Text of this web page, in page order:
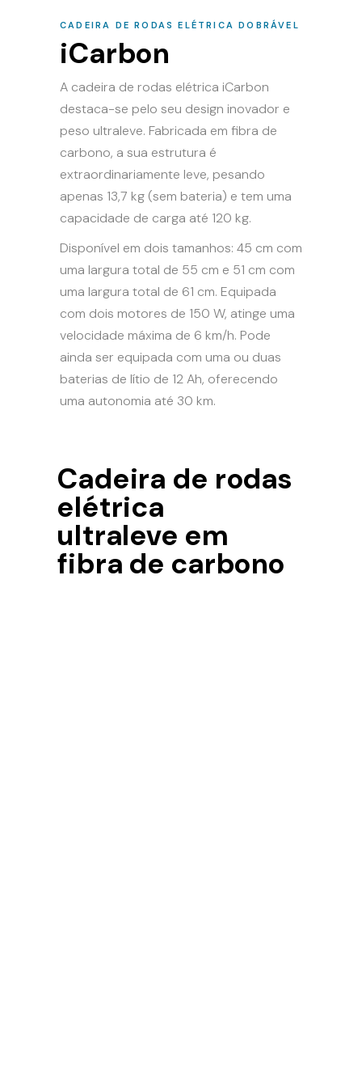
CADEIRA DE RODAS ELÉTRICA DOBRÁVEL
iCarbon
A cadeira de rodas elétrica iCarbon
destaca-se pelo seu design inovador e
peso ultraleve. Fabricada em fibra de
carbono, a sua estrutura é
extraordinariamente leve, pesando
apenas 13,7 kg (sem bateria) e tem uma
capacidade de carga até 120 kg.
Disponível em dois tamanhos: 45 cm com
uma largura total de 55 cm e 51 cm com
uma largura total de 61 cm. Equipada
com dois motores de 150 W, atinge uma
velocidade máxima de 6 km/h. Pode
ainda ser equipada com uma ou duas
baterias de lítio de 12 Ah, oferecendo
uma autonomia até 30 km.
Cadeira de rodas
elétrica
ultraleve em
fibra de carbono